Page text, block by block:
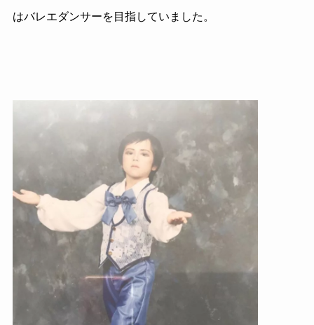
はバレエダンサーを目指していました。